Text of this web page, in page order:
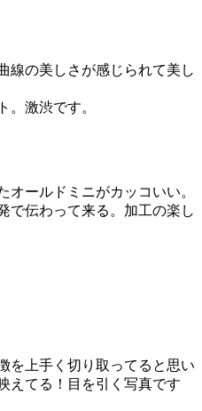
線の美しさが感じられて美し
。激渋です。
ールドミニがカッコいい。
で伝わって来る。加工の楽し
を上手く切り取ってると思い
えてる！目を引く写真です